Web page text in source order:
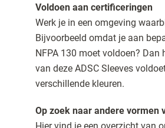
Voldoen aan certificeringen
Werk je in een omgeving
Bijvoorbeeld omdat je aan
NFPA 130 moet voldoen? Dan
van deze ADSC Sleeves
verschillende kleuren.
Op zoek naar andere vormen